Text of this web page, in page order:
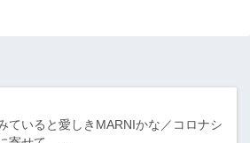
ていると愛しきMARNIかな／コロナシ